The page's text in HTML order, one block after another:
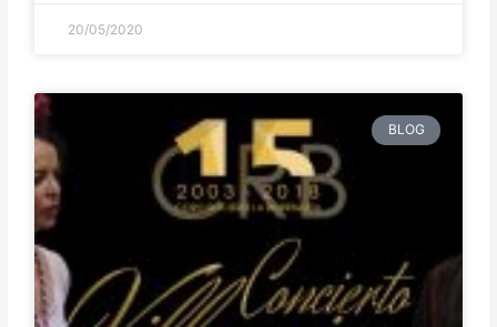
20/05/2020
BLOG